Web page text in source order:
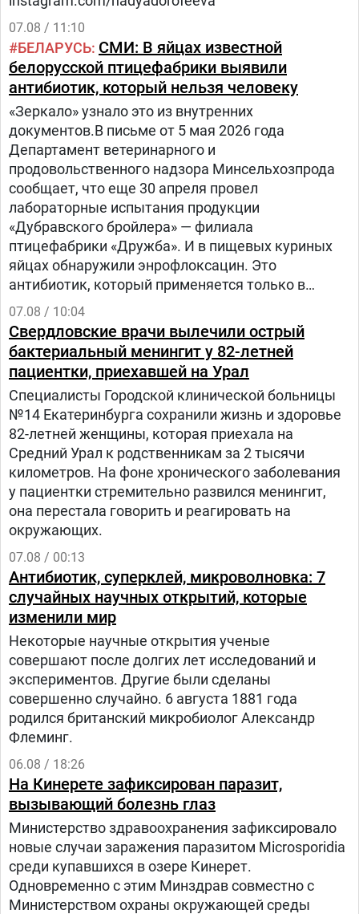
07.08 / 11:10
БЕЛАРУСЬ СМИ: В яйцах известной
белорусской птицефабрики выявили
антибиотик, который нельзя человеку
«Зеркало» узнало это из внутренних
документов.В письме от 5 мая 2026 года
Департамент ветеринарного и
продовольственного надзора Минсельхозпрода
сообщает, что еще 30 апреля провел
лабораторные испытания продукции
«Дубравского бройлера» — филиала
птицефабрики «Дружба». И в пищевых куриных
яйцах обнаружили энрофлоксацин. Это
антибиотик, который применяется только в
ветеринарии для лечения сельскохозяйственных,
домашних животных и птиц.
07.08 / 10:04
Свердловские врачи вылечили острый
бактериальный менингит у 82-летней
пациентки, приехавшей на Урал
Специалисты Городской клинической больницы
№14 Екатеринбурга сохранили жизнь и здоровье
82-летней женщины, которая приехала на
Средний Урал к родственникам за 2 тысячи
километров. На фоне хронического заболевания
у пациентки стремительно развился менингит,
она перестала говорить и реагировать на
окружающих.
07.08 / 00:13
Антибиотик, суперклей, микроволновка: 7
случайных научных открытий, которые
изменили мир
Некоторые научные открытия ученые
совершают после долгих лет исследований и
экспериментов. Другие были сделаны
совершенно случайно. 6 августа 1881 года
родился британский микробиолог Александр
Флеминг.
06.08 / 18:26
На Кинерете зафиксирован паразит,
вызывающий болезнь глаз
Министерство здравоохранения зафиксировало
новые случаи заражения паразитом Microsporidia
среди купавшихся в озере Кинерет.
Одновременно с этим Минздрав совместно с
Министерством охраны окружающей среды